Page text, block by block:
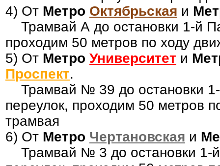
4) От Метро Октябрьская и
Трамвай А до остановки 1-й
проходим 50 метров по ходу
5) От Метро Университет и
Проспект.
Трамвай № 39 до остановки
переулок, проходим 50 метров
трамвая
6) От Метро Чертановская и
Трамвай № 3 до остановки 1-